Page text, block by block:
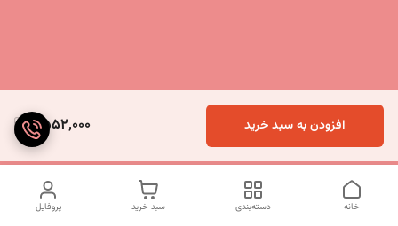
6,552,000 افزودن به سبد خرید
پروفایل سبد خرید دسته‌بندی خانه